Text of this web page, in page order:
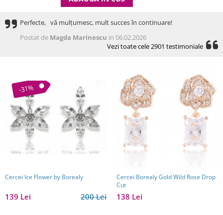
Perfecte, vă mulțumesc, mult succes în continuare!
Postat de Magda Marinescu in 06.02.2026
Vezi toate cele 2901 testimoniale
-31%
Cercei Ice Flower by Borealy
200 Lei
139 Lei
Cercei Borealy Gold Wild Rose Drop
Cut
138 Lei